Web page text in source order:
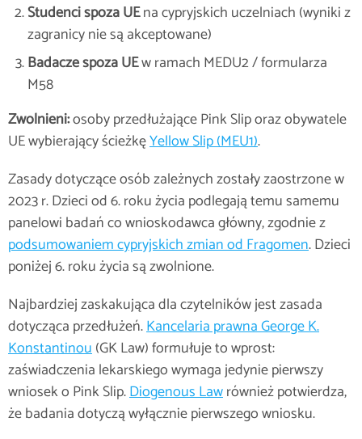
Studenci spoza UEna cypryjskich uczelniach (wyniki z
zagranicy nie są akceptowane)
Badacze spoza UEw ramach MEDU2 / formularza
M58
Zwolnieni:osoby przedłużające Pink Slip oraz obywatele
UE wybierający ścieżkęYellow Slip (MEU1).
Zasady dotyczące osób zależnych zostały zaostrzone w
2023 r. Dzieci od 6. roku życia podlegają temu samemu
panelowi badań co wnioskodawca główny, zgodnie z
podsumowaniem cypryjskich zmian od Fragomen. Dzieci
poniżej 6. roku życia są zwolnione.
Najbardziej zaskakująca dla czytelników jest zasada
dotycząca przedłużeń.Kancelaria prawna George K.
Konstantinou(GK Law) formułuje to wprost:
zaświadczenia lekarskiego wymaga jedynie pierwszy
wniosek o Pink Slip.Diogenous Lawrównież potwierdza,
że badania dotyczą wyłącznie pierwszego wniosku.